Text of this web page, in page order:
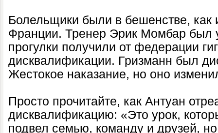
Болельщики были в бешенстве,
Франции. Тренер Эрик Момбар был
прогулки получили от федерации
дисквалификации. Гризманн был
Жестокое наказание, но оно
Просто прочитайте, как Антуан
дисквалификацию: «Это урок,
подвел семью, команду и друзей,